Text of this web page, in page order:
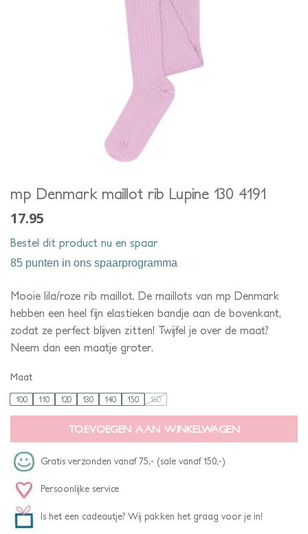
mp Denmark maillot rib Lupine 130 4191
17.95
Bestel dit product nu en spaar
85 punten in ons spaarprogramma
Mooie lila/roze rib maillot. De maillots van mp Denmark
hebben een heel fijn elastieken bandje aan de bovenkant,
zodat ze perfect blijven zitten! Twijfel je over de maat?
Neem dan een maatje groter.
Maat
100 110 120 130 140 150 160
TOEVOEGEN AAN WINKELWAGEN
Gratis verzonden vanaf 75,- (sale vanaf 150,-)
Persoonlijke service
Is het een cadeautje? Wij pakken het graag voor je in!